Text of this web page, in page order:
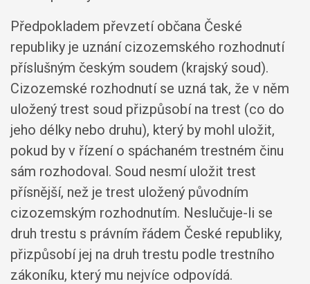
Předpokladem převzetí občana České
republiky je uznání cizozemského rozhodnutí
příslušným českým soudem (krajský soud).
Cizozemské rozhodnutí se uzná tak, že v něm
uložený trest soud přizpůsobí na trest (co do
jeho délky nebo druhu), který by mohl uložit,
pokud by v řízení o spáchaném trestném činu
sám rozhodoval. Soud nesmí uložit trest
přísnější, než je trest uložený původním
cizozemským rozhodnutím. Neslučuje-li se
druh trestu s právním řádem České republiky,
přizpůsobí jej na druh trestu podle trestního
zákoníku, který mu nejvíce odpovídá.